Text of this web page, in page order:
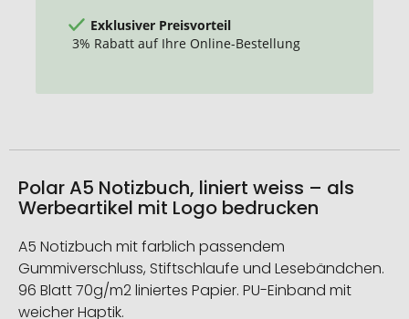
Exklusiver Preisvorteil
3% Rabatt auf Ihre Online-Bestellung
Polar A5 Notizbuch, liniert weiss – als
Werbeartikel mit Logo bedrucken
A5 Notizbuch mit farblich passendem
Gummiverschluss, Stiftschlaufe und Lesebändchen.
96 Blatt 70g/m2 liniertes Papier. PU-Einband mit
weicher Haptik.